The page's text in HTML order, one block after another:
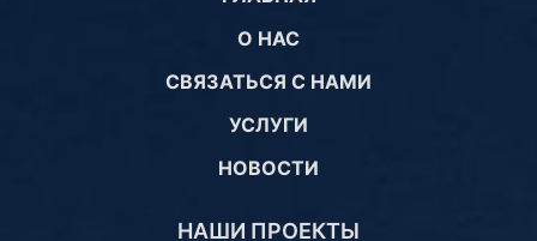
О НАС
СВЯЗАТЬСЯ С НАМИ
УСЛУГИ
НОВОСТИ
НАШИ ПРОЕКТЫ